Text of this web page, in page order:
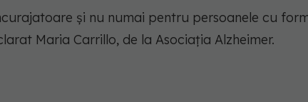
și nu numai pentru persoanele cu
Maria Carrillo, de la Asociația Alzheimer.